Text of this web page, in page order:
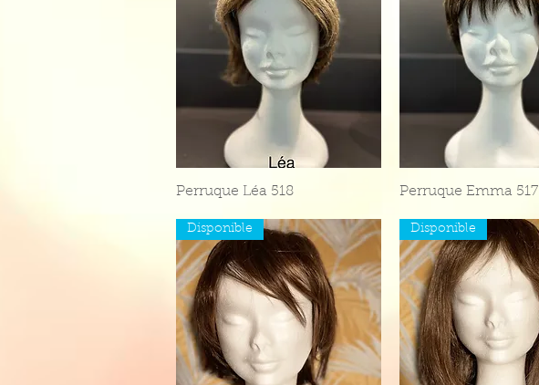
Aperçu rapide
Perruque Léa 518 Aperçu rapide
Perruque Emma 517
Disponible Disponible